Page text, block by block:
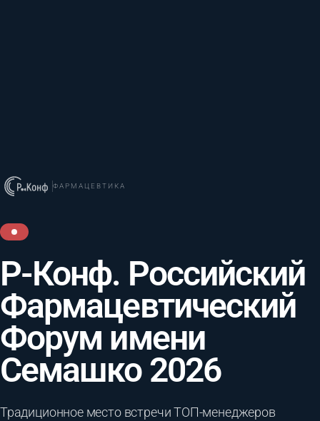
ФАРМАЦЕВТИКА
Р-Конф. Российский
Фармацевтический
Форум имени
Семашко 2026
Традиционное место встречи ТОП-менеджеров